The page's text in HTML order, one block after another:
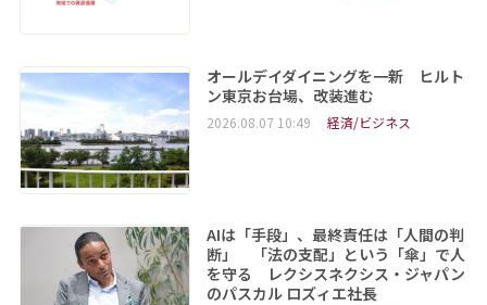
オールデイダイニングを一新 ヒルト
ン東京お台場、改装進む
2026.08.07 10:49 経済/ビジネス
AIは「手段」、最終責任は「人間の判
断」 「法の支配」という「傘」で人
を守る レクシスネクシス・ジャパン
のパスカル ロズィエ社長